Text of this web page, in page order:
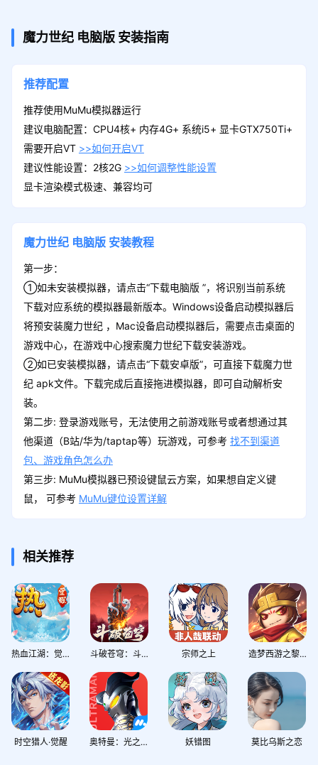
魔力世纪 电脑版 安装指南
推荐配置
推荐使用MuMu模拟器运行
建议电脑配置：CPU4核+ 内存4G+ 系统i5+ 显卡GTX750Ti+
需要开启VT >>如何开启VT
建议性能设置：2核2G >>如何调整性能设置
显卡渲染模式极速、兼容均可
魔力世纪 电脑版 安装教程
第一步：
①如未安装模拟器，请点击“下载电脑版 ”，将识别当前系统
下载对应系统的模拟器最新版本。Windows设备启动模拟器后
将预安装魔力世纪 ，Mac设备启动模拟器后，需要点击桌面的
游戏中心，在游戏中心搜索魔力世纪下载安装游戏。
②如已安装模拟器，请点击“下载安卓版”，可直接下载魔力世
纪 apk文件。下载完成后直接拖进模拟器，即可自动解析安
装。
第二步: 登录游戏账号，无法使用之前游戏账号或者想通过其
他渠道（B站/华为/taptap等）玩游戏，可参考 找不到渠道
包、游戏角色怎么办
第三步: MuMu模拟器已预设键鼠云方案，如果想自定义键
鼠， 可参考 MuMu键位设置详解
相关推荐
热血江湖：觉醒 斗破苍穹：斗帝之路 宗师之上 造梦西游之黎尤浩劫篇
时空猎人·觉醒 奥特曼：光之战士 妖错图 莫比乌斯之恋